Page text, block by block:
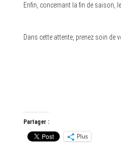
Enfin, concernant la fin de saison,
Dans cette attente, prenez soin de
Partager :
Plus